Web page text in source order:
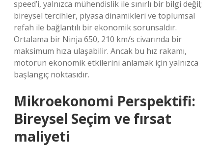
speed’i, yalnızca mühendislik ile sınırlı bir bilgi değil;
bireysel tercihler, piyasa dinamikleri ve toplumsal
refah ile bağlantılı bir ekonomik sorunsaldır.
Ortalama bir Ninja 650, 210 km/s civarında bir
maksimum hıza ulaşabilir. Ancak bu hız rakamı,
motorun ekonomik etkilerini anlamak için yalnızca
başlangıç noktasıdır.
Mikroekonomi Perspektifi:
Bireysel Seçim ve fırsat
maliyeti